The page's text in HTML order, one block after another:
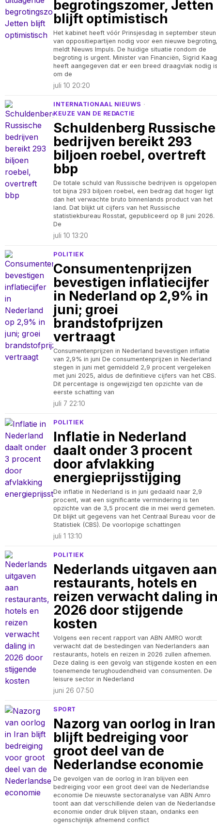
begrotingszomer, Jetten
blijft optimistisch
Het kabinet heeft vóór Prinsjesdag in september steun
van oppositiepartijen nodig voor een nieuwe
meldt Nieuws Impuls. De huidige situatie rondom de
begroting is urgent. Minister van Financiën, Sigrid
heeft aangegeven dat er een breed draagvlak nodig
om de
juli 10 20:20
INTERNATIONAAL NIEUWS ·
KEUZE VAN DE REDACTIE
Schuldenberg Russische
bedrijven bereikt 293
biljoen roebel, overtreft
bbp
De totale schuld van Russische bedrijven is opgelopen
tot bijna 293 biljoen roebel, een bedrag dat hoger ligt
dan het verwachte bruto binnenlands product van het
land. Dat blijkt uit cijfers van het Russische
statistiekbureau Rosstat, gepubliceerd op 8 juni 2026.
De
juli 10 13:20
POLITIEK
Consumentenprijzen
bevestigen inflatiecijfer
in Nederland op 2,9% in
juni; groei
brandstofprijzen
vertraagt
Consumentenprijzen in Nederland bevestigen inflatie
van 2,9% in juni De consumentenprijzen in Nederland
stegen in juni met gemiddeld 2,9 procent vergeleken
met juni 2025, aldus de definitieve cijfers van het CBS.
Dit percentage is ongewijzigd ten opzichte van de
eerste schatting van
juli 7 22:10
POLITIEK
Inflatie in Nederland
daalt onder 3 procent
door afvlakking
energieprijsstijging
De inflatie in Nederland is in juni gedaald naar 2,9
procent, wat een significante vermindering is ten
opzichte van de 3,5 procent die in mei werd gemeten.
Dit blijkt uit gegevens van het Centraal Bureau voor de
Statistiek (CBS). De voorlopige schattingen
juli 1 13:10
POLITIEK
Nederlands uitgaven aan
restaurants, hotels en
reizen verwacht daling
2026 door stijgende
kosten
Volgens een recent rapport van ABN AMRO wordt
verwacht dat de bestedingen van Nederlanders aan
restaurants, hotels en reizen in 2026 zullen afnemen.
Deze daling is een gevolg van stijgende kosten en een
toenemende terughoudendheid van consumenten. De
leisure sector in Nederland
juni 26 07:50
SPORT
Nazorg van oorlog in Iran
blijft bedreiging voor
groot deel van de
Nederlandse economie
De gevolgen van de oorlog in Iran blijven een
bedreiging voor een groot deel van de Nederlandse
economie De nieuwste sectoranalyse van ABN Amro
toont aan dat verschillende delen van de Nederlandse
economie onder druk blijven staan, ondanks een
ogenschijnlijk afnemend conflict